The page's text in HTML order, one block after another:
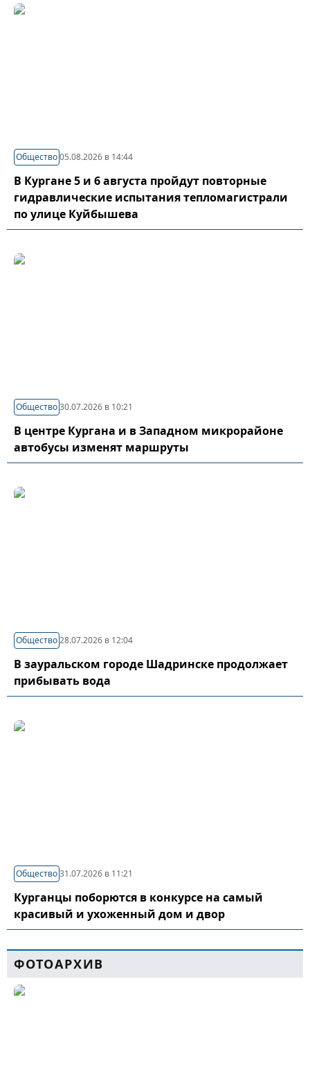
Общество05.08.2026 в 14:44
В Кургане 5 и 6 августа пройдут повторные
гидравлические испытания тепломагистрали
по улице Куйбышева
Общество30.07.2026 в 10:21
В центре Кургана и в Западном микрорайоне
автобусы изменят маршруты
Общество28.07.2026 в 12:04
В зауральском городе Шадринске продолжает
прибывать вода
Общество31.07.2026 в 11:21
Курганцы поборются в конкурсе на самый
красивый и ухоженный дом и двор
ФОТОАРХИВ